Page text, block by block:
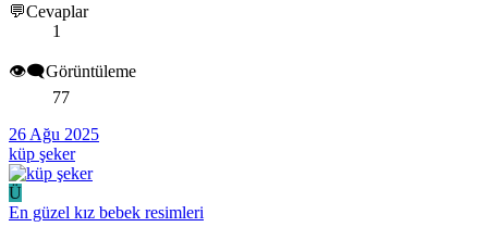
💬Cevaplar
1
👁️‍🗨️Görüntüleme
77
26 Ağu 2025
küp şeker
Ü
En güzel kız bebek resimleri